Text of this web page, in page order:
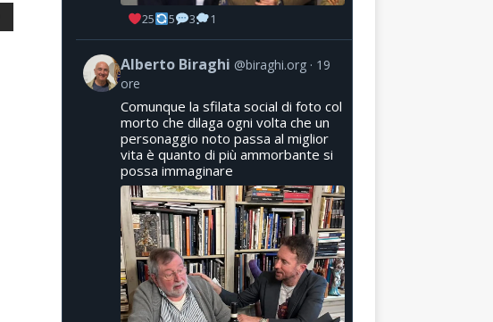
25 5 3 1
Alberto Biraghi @biraghi.org
19
ore
Comunque la sfilata social di foto col
morto che dilaga ogni volta che un
personaggio noto passa al miglior
vita è quanto di più ammorbante si
possa immaginare